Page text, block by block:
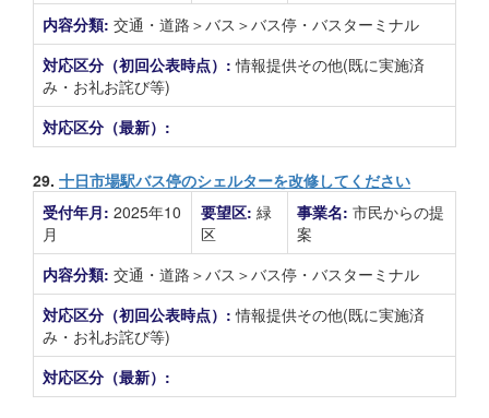
内容分類: 交通・道路＞バス＞バス停・バスターミナル
対応区分（初回公表時点）:情報提供その他(既に実施済
み・お礼お詫び等)
対応区分（最新）:
29. 十日市場駅バス停のシェルターを改修してください
受付年月: 2025年10
月
要望区: 緑
区
事業名: 市民からの提
案
内容分類: 交通・道路＞バス＞バス停・バスターミナル
対応区分（初回公表時点）:情報提供その他(既に実施済
み・お礼お詫び等)
対応区分（最新）: